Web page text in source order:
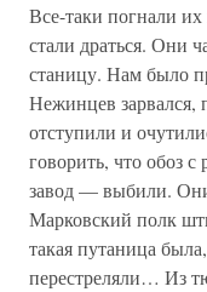
Все-таки погнали
стали драться. Они
станицу. Нам было
Нежинцев зарвался,
отступили и
говорить, что обоз
завод — выбили.
Марковский полк
такая путаница
перестреляли… Из